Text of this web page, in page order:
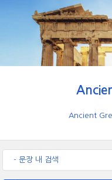
Ancient
- 문장 내 검색